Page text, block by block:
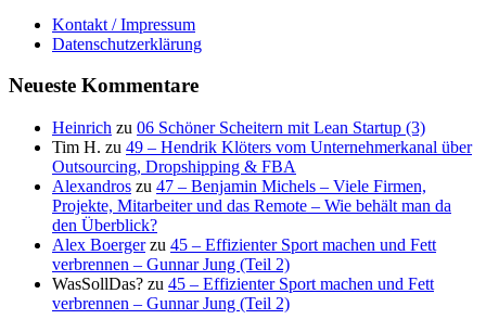
Kontakt / Impressum
Datenschutzerklärung
Neueste Kommentare
Heinrich zu 06 Schöner Scheitern mit Lean Startup (3)
Tim H. zu 49 – Hendrik Klöters vom Unternehmerkanal über
Outsourcing, Dropshipping & FBA
Alexandros zu 47 – Benjamin Michels – Viele Firmen,
Projekte, Mitarbeiter und das Remote – Wie behält man da
den Überblick?
Alex Boergerzu 45 – Effizienter Sport machen und Fett
verbrennen – Gunnar Jung (Teil 2)
WasSollDas? zu 45 – Effizienter Sport machen und Fett
verbrennen – Gunnar Jung (Teil 2)